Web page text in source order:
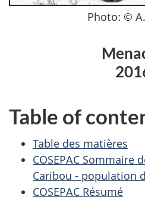
Photo: ©
Table of
Table des matières
COSEPAC Sommaire
Caribou - population
COSEPAC Résumé